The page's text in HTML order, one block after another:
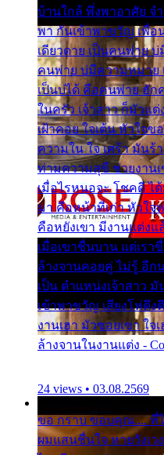
บ้านใกล้ พึ่งพาอาศัย จำ
พา กันเข้าพาขวัญ เพื่อ
เดียวดาย เป็นคนพ่าย บ่
คนพ่าย บ่มีความหมาย เ
เป็นบ่ได้ คือคนพ่าย ฮัก
ในครัว เจ้าสาว ก็มัวแต่
เฝ้าคอย ใจเต้น หัวใจข
ความใน ใจ เศร้า มันร้
ท่ามความสุขี ช่วยงาน
เมื่อไรหนอจะ โชคดี ไ
มา คือหน้าที่เก่า หัวใจ
คือหยังเขา มีงานแต่งแ
เมื่อเขาชื่นบาน แต่เรา
ล้างจานคอยคู่ ไม่รู้ อีก
เป็น ตำแหน่งเจ้าสาว
เข้าพาขวัญ เสียงโห่ตึง
งานเฮา มัวซอยเขา ใ
ล้างจานในงานแต่ง -
24 views • 03.08.2569
ขอ กราบ ขอบคุณ.... ที่
ผมแสนชื่นใจ หายวังเว